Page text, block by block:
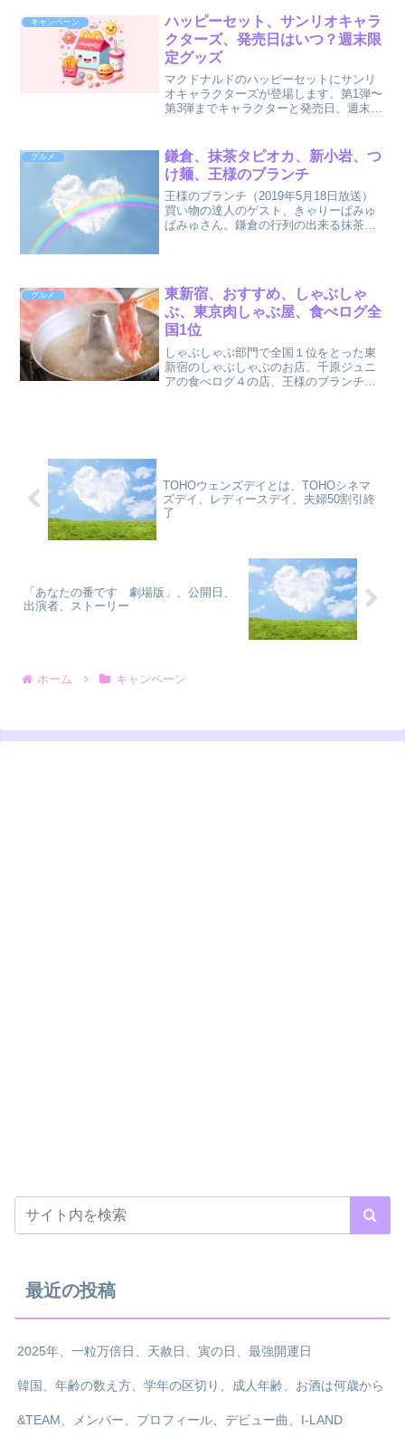
キャンペーン
ハッピーセット、サンリオキャラ
クターズ、発売日はいつ？週末限
定グッズ
マクドナルドのハッピーセットにサンリ
オキャラクターズが登場します。第1弾〜
第3弾までキャラクターと発売日、週末限
グルメ
鎌倉、抹茶タピオカ、新小岩、つ
け麺、王様のブランチ
王様のブランチ（2019年5月18日放送）
買い物の達人のゲスト、きゃりーぱみゅ
ぱみゅさん。鎌倉の行列の出来る抹茶タ
グルメ
東新宿、おすすめ、しゃぶしゃ
ぶ、東京肉しゃぶ屋、食べログ全
国1位
しゃぶしゃぶ部門で全国１位をとった東
新宿のしゃぶしゃぶのお店、千原ジュニ
アの食べログ４の店、王様のブランチ
TOHOウェンズデイとは、TOHOシネマ
ズデイ、レディースデイ、夫婦50割引終
了
「あなたの番です 劇場版」、公開日、
出演者、ストーリー
ホーム キャンペーン
最近の投稿
2025年、一粒万倍日、天赦日、寅の日、最強開運日
韓国、年齢の数え方、学年の区切り、成人年齢、お酒は何歳から
&TEAM、メンバー、プロフィール、デビュー曲、I-LAND